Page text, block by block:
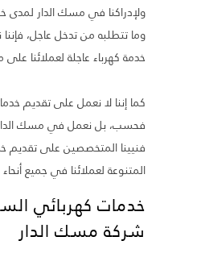
ولإدراكنا في مسك الدار لمدى
وما تتطلبه من تدخل عاجل،
خدمة كهرباء عاجلة لعملائنا على
كما إننا لا نعمل على تقديم
فحسب، بل نعمل في مسك الدار
فنيينا المتخصصين على تقديم
المتنوعة لعملائنا في جميع
خدمات كهربائي
شركة مسك الدار